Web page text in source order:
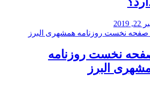
نخست روزنامه‌
البرز